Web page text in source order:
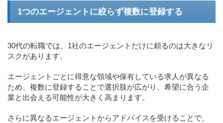
1つのエージェントに絞らず複数に登録する
30代の転職では、1社のエージェントだけに頼るのは大きなリ
スクがあります。
エージェントごとに得意な領域や保有している求人が異なる
ため、複数に登録することで選択肢が広がり、希望に合う企
業と出会える可能性が大きく高まります。
さらに異なるエージェントからアドバイスを受けることで、